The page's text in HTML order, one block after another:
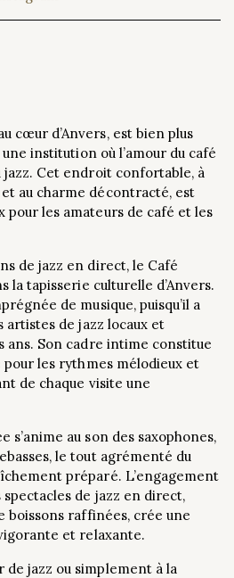
cœur d’Anvers, est bien plus
une institution où l’amour du café
Cet endroit confortable, à
et au charme décontracté, est
pour les amateurs de café et les
de jazz en direct, le Café
la tapisserie culturelle d’Anvers.
de musique, puisqu’il a
artistes de jazz locaux et
ans. Son cadre intime constitue
les rythmes mélodieux et
de chaque visite une
s’anime au son des saxophones,
le tout agrémenté du
préparé. L’engagement
de jazz en direct,
boissons raffinées, crée une
et relaxante.
de jazz ou simplement à la